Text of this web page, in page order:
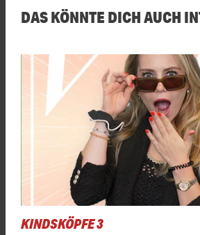
DAS KÖNNTE DICH AUCH
KINDSKÖPFE 3